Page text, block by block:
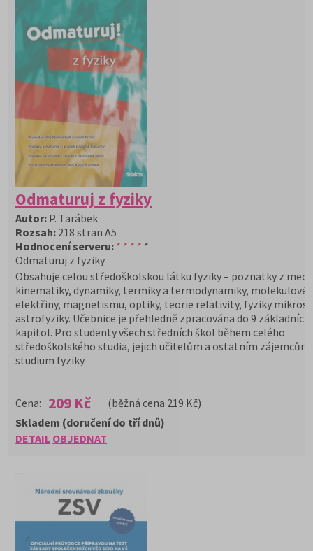
Odmaturuj z fyziky
Autor: P. Tarábek
Rozsah: 218 stran A5
Hodnocení serveru: * * * * *
Odmaturuj z fyziky
Obsahuje celou středoškolskou látku fyziky – poznatky z
kinematiky, dynamiky, termiky a termodynamiky, molekulové
elektřiny, magnetismu, optiky, teorie relativity, fyziky
astrofyziky. Učebnice je přehledně zpracována do 9 základních
kapitol. Pro studenty všech středních škol během celého
středoškolského studia, jejich učitelům a ostatním zájemcům
studium fyziky.
Cena: 209 Kč (běžná cena 219 Kč)
DETAIL OBJEDNAT
Skladem (doručení do tří dnů)